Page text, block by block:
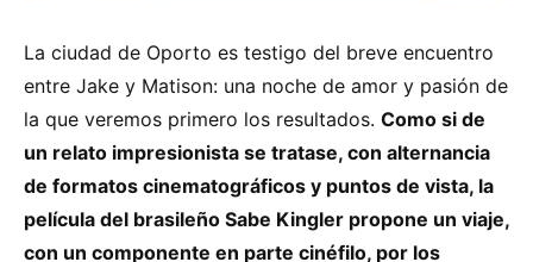
La ciudad de Oporto es testigo del breve encuentro
entre Jake y Matison: una noche de amor y pasión de
la que veremos primero los resultados. Como si de
un relato impresionista se tratase, con alternancia
de formatos cinematográficos y puntos de vista, la
película del brasileño Sabe Kingler propone un viaje,
con un componente en parte cinéfilo, por los